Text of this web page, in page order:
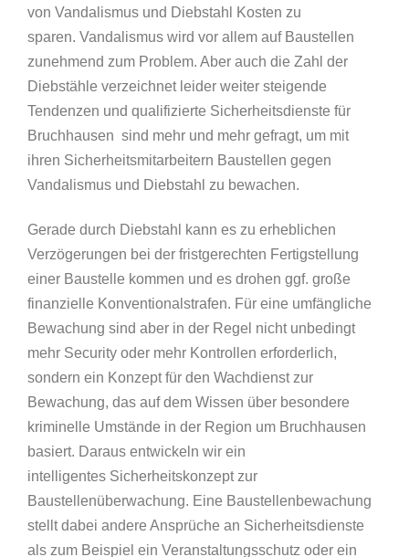
von Vandalismus und Diebstahl Kosten zu
sparen. Vandalismus wird vor allem auf Baustellen
zunehmend zum Problem. Aber auch die Zahl der
Diebstähle verzeichnet leider weiter steigende
Tendenzen und qualifizierte Sicherheitsdienste für
Bruchhausen sind mehr und mehr gefragt, um mit
ihren Sicherheitsmitarbeitern Baustellen gegen
Vandalismus und Diebstahl zu bewachen.
Gerade durch Diebstahl kann es zu erheblichen
Verzögerungen bei der fristgerechten Fertigstellung
einer Baustelle kommen und es drohen ggf. große
finanzielle Konventionalstrafen. Für eine umfängliche
Bewachung sind aber in der Regel nicht unbedingt
mehr Security oder mehr Kontrollen erforderlich,
sondern ein Konzept für den Wachdienst zur
Bewachung, das auf dem Wissen über besondere
kriminelle Umstände in der Region um Bruchhausen
basiert. Daraus entwickeln wir ein
intelligentes Sicherheitskonzept zur
Baustellenüberwachung. Eine Baustellenbewachung
stellt dabei andere Ansprüche an Sicherheitsdienste
als zum Beispiel ein Veranstaltungsschutz oder ein